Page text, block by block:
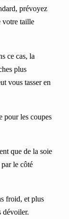
prévoyez
votre taille
ce cas, la
plus
vous tasser en
pour les coupes
que de la soie
le côté
froid, et plus
dévoiler.